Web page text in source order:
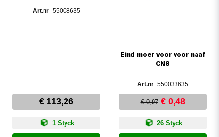
55008635
€ 113,26
1 Styck
Eind moer voor voor naaf
CN8
550033635
€ 0,97 € 0,48
26 Styck